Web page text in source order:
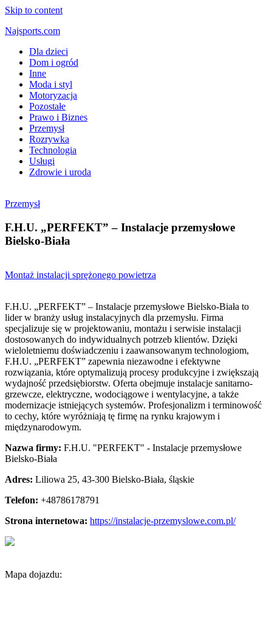
Skip to content
Najsports.com
Dla dzieci
Dom i ogród
Inne
Moda i styl
Motoryzacja
Pozostałe
Prawo i Biznes
Przemysł
Rozrywka
Technologia
Usługi
Zdrowie i uroda
Przemysł
F.H.U. „PERFEKT” – Instalacje przemysłowe
Bielsko-Biała
Montaż instalacji sprężonego powietrza
F.H.U. „PERFEKT” – Instalacje przemysłowe Bielsko-Biała to
lider w branży usług instalacyjnych dla przemysłu. Firma
specjalizuje się w projektowaniu, montażu i serwisie instalacji
dostosowanych do indywidualnych potrzeb klientów. Dzięki
wieloletniemu doświadczeniu i zaawansowanym technologiom,
F.H.U. „PERFEKT” zapewnia niezawodne i efektywne
rozwiązania, które optymalizują procesy produkcyjne i zwiększają
wydajność przedsiębiorstw. Oferta obejmuje instalacje sanitarno-
grzewcze, elektryczne, wodociągowe i wentylacyjne, a także
modernizacje istniejących systemów. Profesjonalizm i terminowość
to cechy, które wyróżniają tę firmę na rynku krajowym i
międzynarodowym.
Nazwa firmy: F.H.U. "PERFEKT" - Instalacje przemysłowe
Bielsko-Biała
Adres: Liliowa 25, 43-300 Bielsko-Biała, śląskie
Telefon: +48786178791
Strona internetowa: https://instalacje-przemyslowe.com.pl/
Mapa dojazdu: